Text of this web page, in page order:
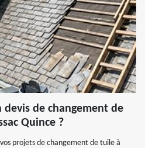
devis de changement de
Quince ?
projets de changement de tuile à